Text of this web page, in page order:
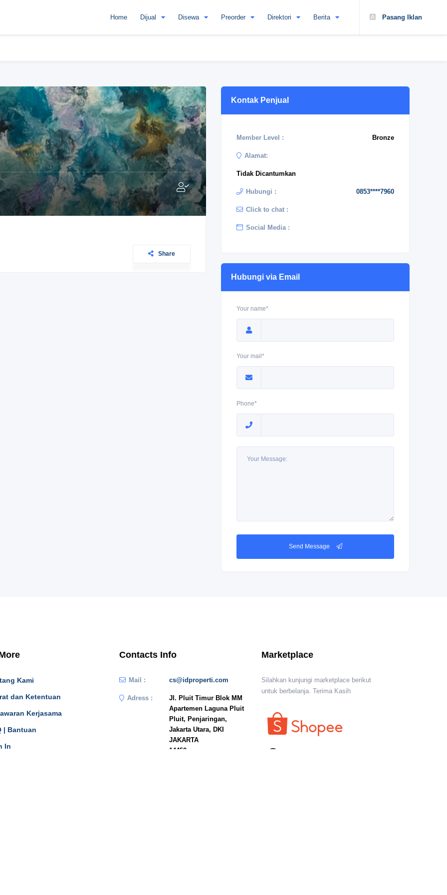
Pasang Iklan
Home Dijual Disewa Preorder Direktori Berita
Share
Kontak Penjual
Member Level : Bronze
Alamat:
Tidak Dicantumkan
Hubungi : 0853****7960
Click to chat :
Social Media :
Hubungi via Email
Your name*
Your mail*
Phone*
Send Message
Kami
dan Ketentuan
Kerjasama
| Bantuan
In
Contacts Info
Mail : cs@idproperti.com
Adress :
Jl. Pluit Timur Blok MM
Apartemen Laguna Pluit
Pluit, Penjaringan,
Jakarta Utara, DKI
JAKARTA
14450
Marketplace
Silahkan kunjungi marketplace berikut
untuk berbelanja. Terima Kasih